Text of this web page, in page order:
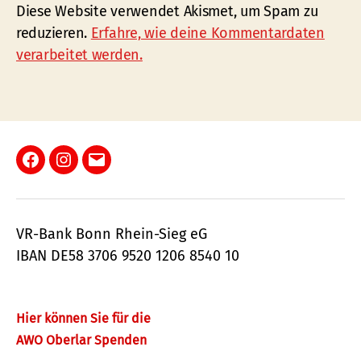
Diese Website verwendet Akismet, um Spam zu
reduzieren. Erfahre, wie deine Kommentardaten
verarbeitet werden.
Facebook
Instagram
E-
VR-Bank Bonn Rhein-Sieg eG
IBAN DE58 3706 9520 1206 8540 10
Hier können Sie für die
AWO Oberlar Spenden